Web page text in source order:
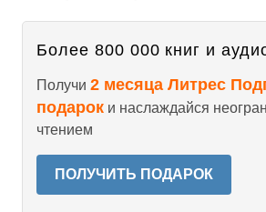
Более 800 000 книг и
Получи 2 месяца Литрес
подарок и наслаждайся
чтением
ПОЛУЧИТЬ ПОДАРОК